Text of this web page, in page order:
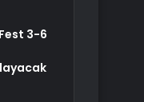
3-6